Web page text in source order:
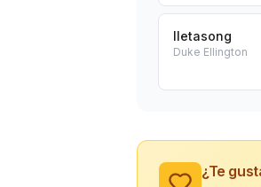
Iletasong
Duke Ellington
¿Te